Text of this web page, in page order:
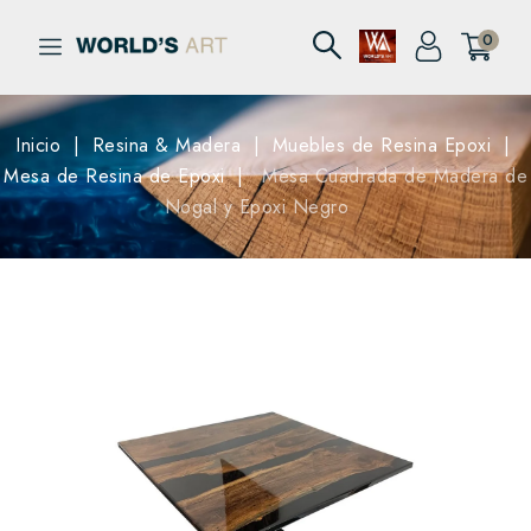
0
Inicio Resina & Madera
Muebles de Resina Epoxi
Mesa de Resina de Epoxi
Mesa Cuadrada de Madera de
Nogal y Epoxi Negro